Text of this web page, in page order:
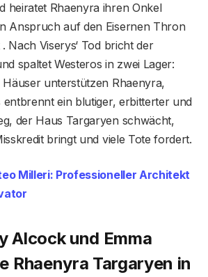
heiratet Rhaenyra ihren Onkel
Anspruch auf den Eisernen Thron
Nach Viserys‘ Tod bricht der
spaltet Westeros in zwei Lager:
Häuser unterstützen Rhaenyra,
entbrennt ein blutiger, erbitterter und
der Haus Targaryen schwächt,
bringt und viele Tote fordert.
Milleri: Professioneller Architekt
Alcock und Emma
Rhaenyra Targaryen in